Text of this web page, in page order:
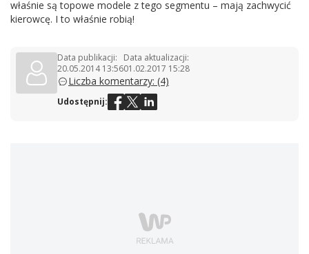
właśnie są topowe modele z tego segmentu – mają zachwycić
kierowcę. I to właśnie robią!
Data publikacji:
20.05.2014 13:56
Data aktualizacji:
01.02.2017 15:28
Liczba komentarzy: (4)
Udostępnij: